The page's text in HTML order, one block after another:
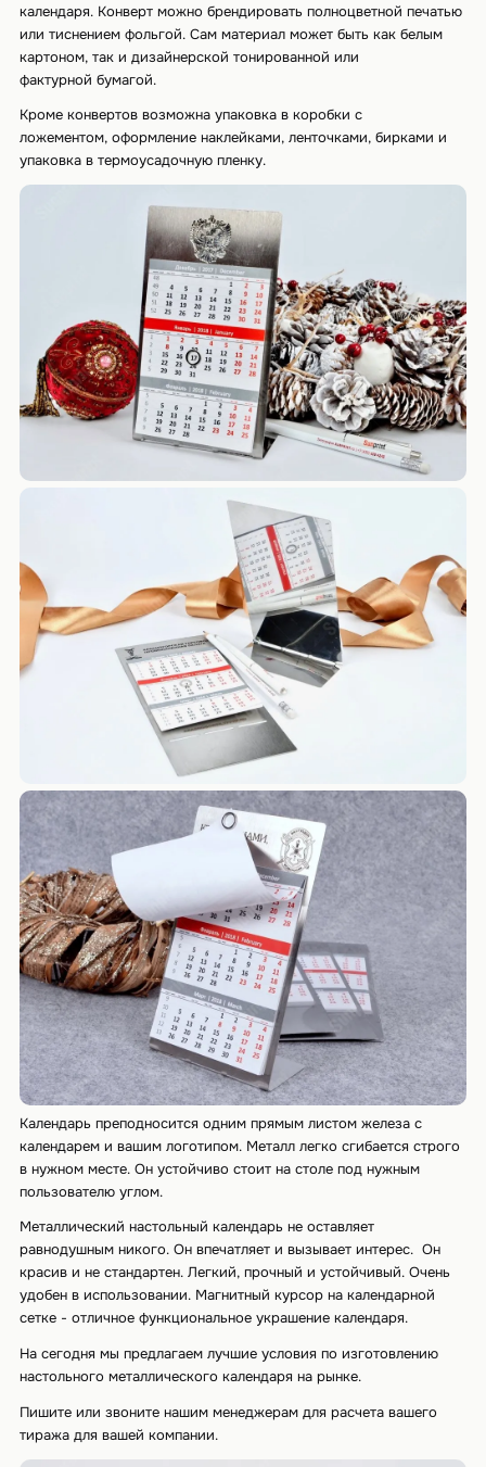
календаря. Конверт можно брендировать полноцветной печатью
или тиснением фольгой. Сам материал может быть как белым
картоном, так и дизайнерской тонированной или
фактурной бумагой.
Кроме конвертов возможна упаковка в коробки с
ложементом, оформление наклейками, ленточками, бирками и
упаковка в термоусадочную пленку.
Календарь преподносится одним прямым листом железа с
календарем и вашим логотипом. Металл легко сгибается строго
в нужном месте. Он устойчиво стоит на столе под нужным
пользователю углом.
Металлический настольный календарь не оставляет
равнодушным никого. Он впечатляет и вызывает интерес. Он
красив и не стандартен. Легкий, прочный и устойчивый. Очень
удобен в использовании. Магнитный курсор на календарной
сетке - отличное функциональное украшение календаря.
На сегодня мы предлагаем лучшие условия по изготовлению
настольного металлического календаря на рынке.
Пишите или звоните нашим менеджерам для расчета вашего
тиража для вашей компании.